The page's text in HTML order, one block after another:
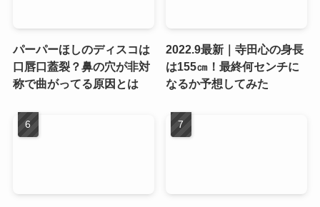
パーパーほしのディスコは
口唇口蓋裂？鼻の穴が非対
称で曲がってる原因とは
2022.9最新｜寺田心の身長
は155㎝！最終何センチに
なるか予想してみた